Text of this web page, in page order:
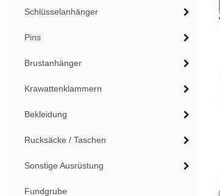
Schlüsselanhänger
Pins
Brustanhänger
Krawattenklammern
Bekleidung
Rucksäcke / Taschen
Sonstige Ausrüstung
Fundgrube